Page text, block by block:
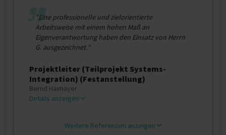
"Eine professionelle und zielorientierte
Arbeitsweise mit einem hohen Maß an
Eigenverantwortung haben den Einsatz von Herrn
G. ausgezeichnet."
Projektleiter (Teilprojekt Systems-
Integration) (Festanstellung)
Bernd Haimayer
Details anzeigen
Weitere Referenzen anzeigen